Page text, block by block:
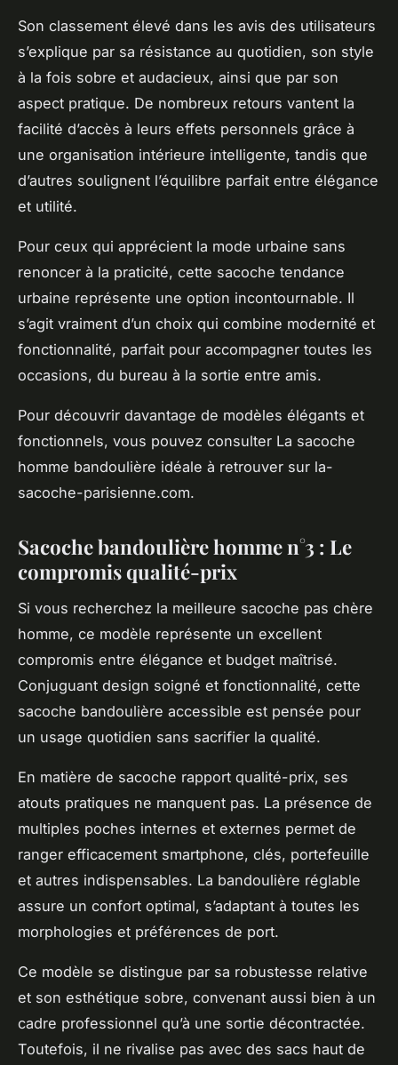
Son classement élevé dans les avis des utilisateurs
s’explique par sa résistance au quotidien, son style
à la fois sobre et audacieux, ainsi que par son
aspect pratique. De nombreux retours vantent la
facilité d’accès à leurs effets personnels grâce à
une organisation intérieure intelligente, tandis que
d’autres soulignent l’équilibre parfait entre élégance
et utilité.
Pour ceux qui apprécient la mode urbaine sans
renoncer à la praticité, cette sacoche tendance
urbaine représente une option incontournable. Il
s’agit vraiment d’un choix qui combine modernité et
fonctionnalité, parfait pour accompagner toutes les
occasions, du bureau à la sortie entre amis.
Pour découvrir davantage de modèles élégants et
fonctionnels, vous pouvez consulter La sacoche
homme bandoulière idéale à retrouver sur la-
sacoche-parisienne.com.
Sacoche bandoulière homme n°3 : Le
compromis qualité-prix
Si vous recherchez la meilleure sacoche pas chère
homme, ce modèle représente un excellent
compromis entre élégance et budget maîtrisé.
Conjuguant design soigné et fonctionnalité, cette
sacoche bandoulière accessible est pensée pour
un usage quotidien sans sacrifier la qualité.
En matière de sacoche rapport qualité-prix, ses
atouts pratiques ne manquent pas. La présence de
multiples poches internes et externes permet de
ranger efficacement smartphone, clés, portefeuille
et autres indispensables. La bandoulière réglable
assure un confort optimal, s’adaptant à toutes les
morphologies et préférences de port.
Ce modèle se distingue par sa robustesse relative
et son esthétique sobre, convenant aussi bien à un
cadre professionnel qu’à une sortie décontractée.
Toutefois, il ne rivalise pas avec des sacs haut de